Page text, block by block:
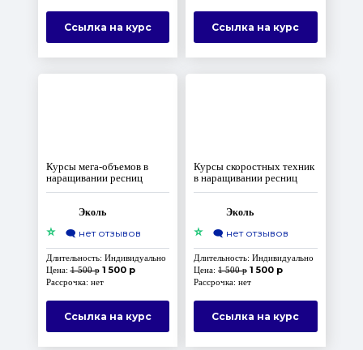
Ссылка на курс Ссылка на курс
Курсы мега-объемов в
наращивании ресниц
Эколь
⭐ 🗨️ нет отзывов
Длительность: Индивидуально
Цена:1 500 р 1 500 р
Рассрочка: нет
Ссылка на курс
Курсы скоростных техник
в наращивании ресниц
Эколь
⭐ 🗨️ нет отзывов
Длительность: Индивидуально
Цена: 1 500 р 1 500 р
Рассрочка: нет
Ссылка на курс